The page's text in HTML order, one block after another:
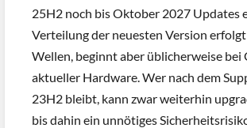
25H2 noch bis Oktober 2027 Updates
Verteilung der neuesten Version
Wellen, beginnt aber üblicherweise bei
aktueller Hardware. Wer nach dem
23H2 bleibt, kann zwar weiterhin
bis dahin ein unnötiges